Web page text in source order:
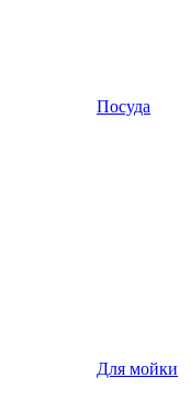
Посуда
Для мойки